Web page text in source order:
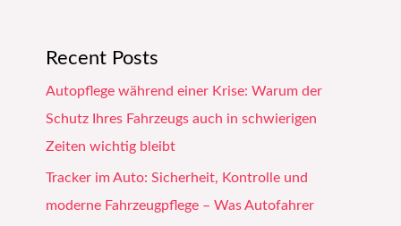
Recent Posts
Autopflege während einer Krise: Warum der
Schutz Ihres Fahrzeugs auch in schwierigen
Zeiten wichtig bleibt
Tracker im Auto: Sicherheit, Kontrolle und
moderne Fahrzeugpflege – Was Autofahrer